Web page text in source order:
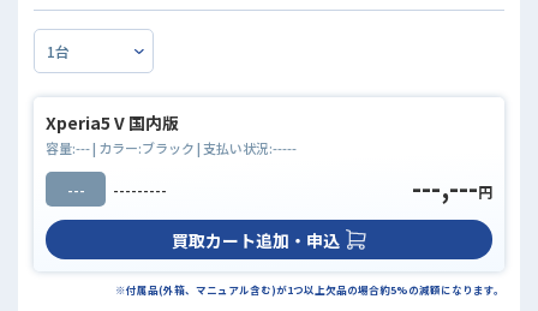
Xperia5 V 国内版
容量:---| カラー:ブラック| 支払い状況:-----
--- --------- ---,---円
買取カート追加・申込
※付属品(外箱、マニュアル含む)が1つ以上欠品の場合約5%の減額になります。